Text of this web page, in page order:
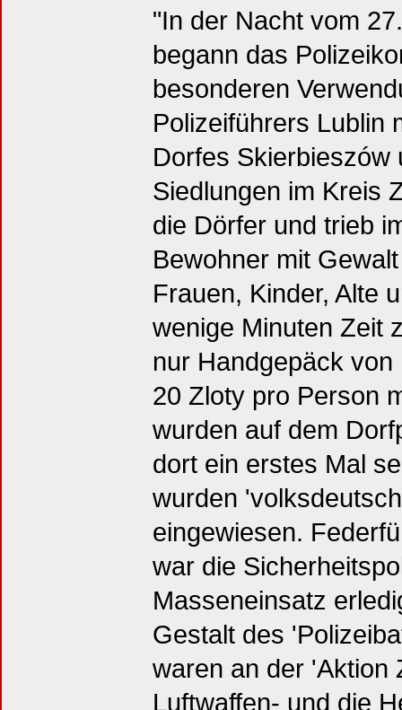
"In der Nacht vom
begann das
besonderen
Polizeiführers Lublin
Dorfes Skierbieszów
Siedlungen im Kreis
die Dörfer und trieb
Bewohner mit
Frauen, Kinder, Alte
wenige Minuten Zeit
nur Handgepäck
20 Zloty pro Person
wurden auf dem
dort ein erstes Mal
wurden
eingewiesen.
war die
Masseneinsatz
Gestalt des
waren an der 'Aktion
Luftwaffen- und die